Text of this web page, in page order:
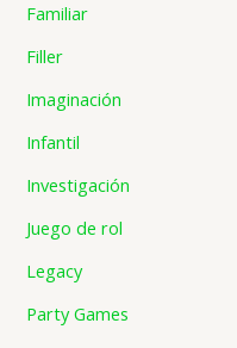
Familiar
Filler
Imaginación
Infantil
Investigación
Juego de rol
Legacy
Party Games